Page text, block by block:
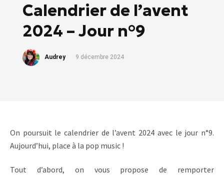
Calendrier de l’avent
2024 – Jour n°9
Audrey 9 décembre 2024
On poursuit le calendrier de l’avent 2024 avec le jour n°9.
Aujourd’hui, place à la pop music !
Tout d’abord, on vous propose de remporter